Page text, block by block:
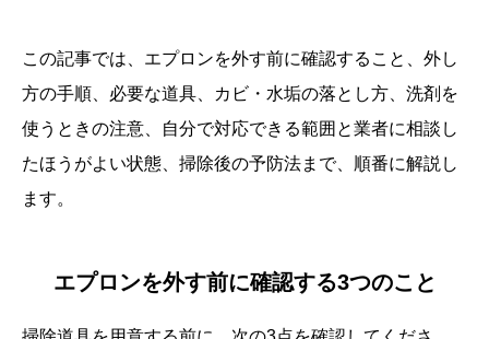
この記事では、エプロンを外す前に確認すること、外し
方の手順、必要な道具、カビ・水垢の落とし方、洗剤を
使うときの注意、自分で対応できる範囲と業者に相談し
たほうがよい状態、掃除後の予防法まで、順番に解説し
ます。
エプロンを外す前に確認する3つのこと